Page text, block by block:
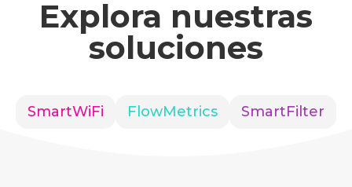
Explora nuestras
soluciones
SmartWiFi FlowMetrics SmartFilter